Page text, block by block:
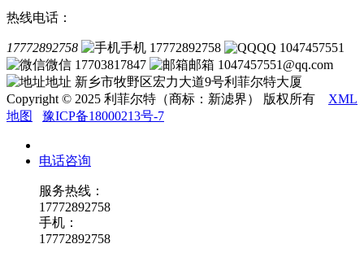
热线电话：
17772892758 手机 17772892758
QQ 1047457551
微信 17703817847
邮箱 1047457551@qq.com
地址 新乡市牧野区宏力大道9号利菲尔特大厦
Copyright © 2025 利菲尔特（商标：新滤界） 版权所有 XML
地图
豫ICP备18000213号-7
电话咨询
服务热线：
17772892758
手机：
17772892758